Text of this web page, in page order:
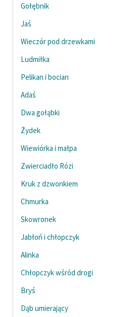
Gołębnik
Jaś
Wieczór pod drzewkami
Ludmiłka
Pelikan i bocian
Adaś
Dwa gołąbki
Żydek
Wiewiórka i małpa
Zwierciadło Rózi
Kruk z dzwonkiem
Chmurka
Skowronek
Jabłoń i chłopczyk
Alinka
Chłopczyk wśród drogi
Bryś
Dąb umierający